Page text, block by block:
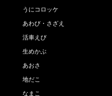
うにコロッケ
あわび・さざえ
活車えび
生めかぶ
あおさ
地だこ
なまこ